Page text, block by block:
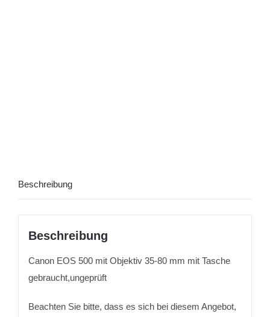
Beschreibung
Beschreibung
Canon EOS 500 mit Objektiv 35-80 mm mit Tasche
gebraucht,ungeprüft
Beachten Sie bitte, dass es sich bei diesem Angebot,